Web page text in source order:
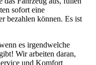
sofort eine
bezahlen können. Es ist
es irgendwelche
Wir arbeiten daran,
und Komfort